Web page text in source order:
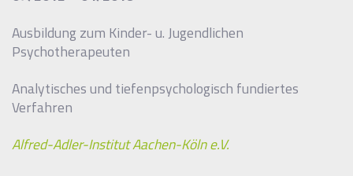
Ausbildung zum Kinder- u. Jugendlichen
Psychotherapeuten
Analytisches und tiefenpsychologisch fundiertes
Verfahren
Alfred-Adler-Institut Aachen-Köln e.V.